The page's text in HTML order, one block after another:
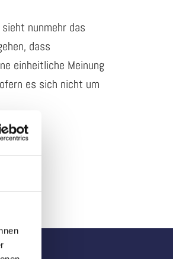
nunmehr das
dass
einheitliche Meinung
es sich nicht um